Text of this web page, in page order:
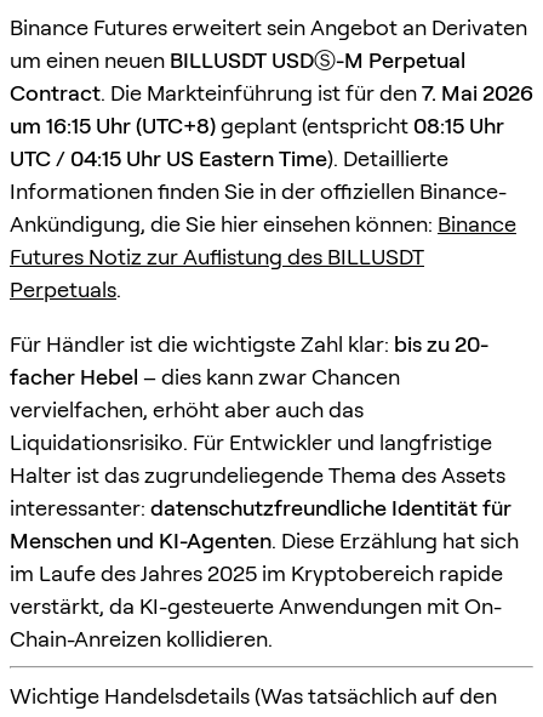
Binance Futures erweitert sein Angebot an Derivaten
um einen neuen BILLUSDT USDⓈ-M Perpetual
Contract. Die Markteinführung ist für den7. Mai 2026
um 16:15 Uhr (UTC+8)geplant (entspricht 08:15 Uhr
UTC / 04:15 Uhr US Eastern Time). Detaillierte
Informationen finden Sie in der offiziellen Binance-
Ankündigung, die Sie hier einsehen können: Binance
Futures Notiz zur Auflistung des BILLUSDT
Perpetuals.
Für Händler ist die wichtigste Zahl klar: bis zu 20-
facher Hebel – dies kann zwar Chancen
vervielfachen, erhöht aber auch das
Liquidationsrisiko. Für Entwickler und langfristige
Halter ist das zugrundeliegende Thema des Assets
interessanter: datenschutzfreundliche Identität für
Menschen und KI-Agenten. Diese Erzählung hat sich
im Laufe des Jahres 2025 im Kryptobereich rapide
verstärkt, da KI-gesteuerte Anwendungen mit On-
Chain-Anreizen kollidieren.
Wichtige Handelsdetails (Was tatsächlich auf den